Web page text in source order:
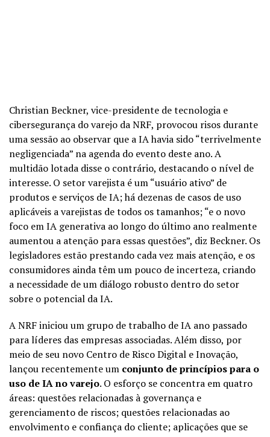
Christian Beckner, vice-presidente de tecnologia e
cibersegurança do varejo da NRF, provocou risos durante
uma sessão ao observar que a IA havia sido “terrivelmente
negligenciada” na agenda do evento deste ano. A
multidão lotada disse o contrário, destacando o nível de
interesse. O setor varejista é um “usuário ativo” de
produtos e serviços de IA; há dezenas de casos de uso
aplicáveis a varejistas de todos os tamanhos; “e o novo
foco em IA generativa ao longo do último ano realmente
aumentou a atenção para essas questões”, diz Beckner. Os
legisladores estão prestando cada vez mais atenção, e os
consumidores ainda têm um pouco de incerteza, criando
a necessidade de um diálogo robusto dentro do setor
sobre o potencial da IA.
A NRF iniciou um grupo de trabalho de IA ano passado
para líderes das empresas associadas. Além disso, por
meio de seu novo Centro de Risco Digital e Inovação,
lançou recentemente um conjunto de princípios para o
uso de IA no varejo. O esforço se concentra em quatro
áreas: questões relacionadas à governança e
gerenciamento de riscos; questões relacionadas ao
envolvimento e confiança do cliente; aplicações que se